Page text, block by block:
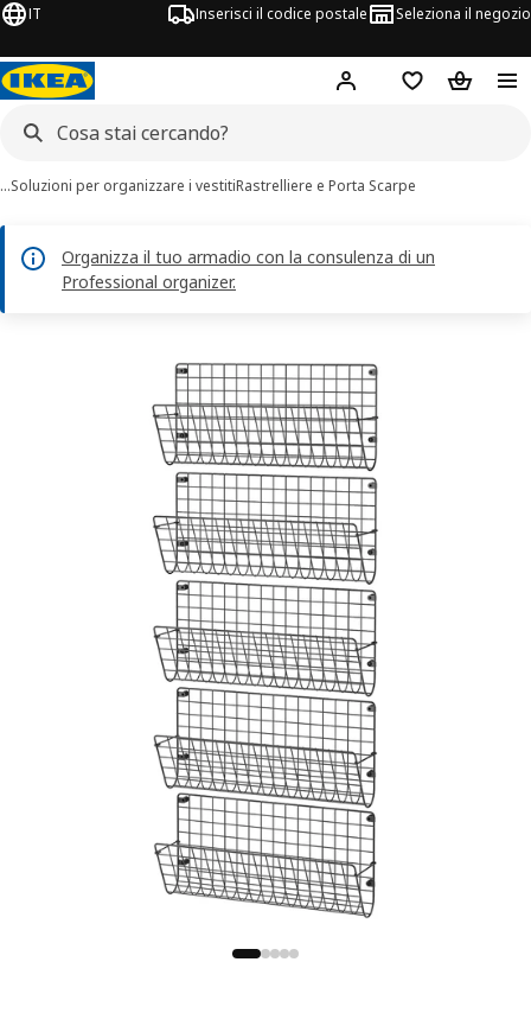
IT Inserisci il codice postale Seleziona il negozio
Hej! AccediLista deiCarrello
…Soluzioni per organizzare i vestitiRastrelliere e Porta Scarpe
Organizza il tuo armadio con la consulenza di un
Professional organizer.